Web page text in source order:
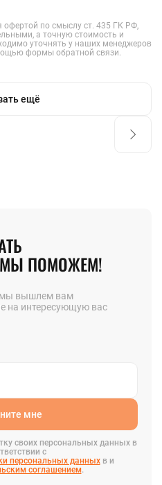
офертой по смыслу ст. 435 ГК РФ,
а точную стоимость и
уточнять у наших менеджеров
формы обратной связи.
ещё
ПОМОЖЕМ!
мы вышлем вам
на интересующую вас
мне
своих персональных данных в
с
персональных данныхв и
соглашением.